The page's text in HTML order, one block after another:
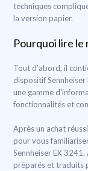
techniques
la version papier.
Pourquoi lire le
Tout d'abord, il
dispositif
une gamme
fonctionnalités et
Après un achat
pour vous
Sennheiser EK
préparés et traduits